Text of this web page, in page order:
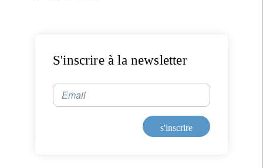
S'inscrire à la newsletter
Email
s'inscrire